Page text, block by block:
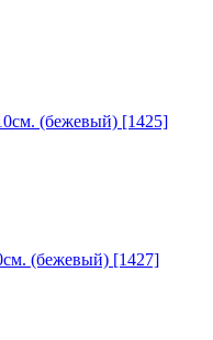
(бежевый) [1425]
(бежевый) [1427]